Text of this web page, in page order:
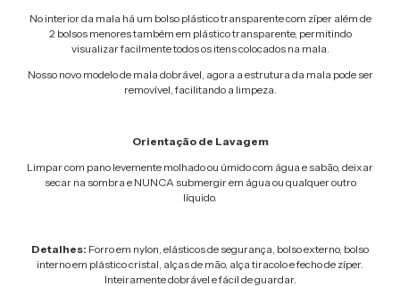
No interior da mala há um bolso plástico transparente com zíper além de
2 bolsos menores também em plástico transparente, permitindo
visualizar facilmente todos os itens colocados na mala.
Nosso novo modelo de mala dobrável, agora a estrutura da mala pode ser
removível, facilitando a limpeza.
Orientação de Lavagem
Limpar com pano levemente molhado ou úmido com água e sabão, deixar
secar na sombra e NUNCA submergir em água ou qualquer outro
líquido.
Detalhes: Forro em nylon, elásticos de segurança, bolso externo, bolso
interno em plástico cristal, alças de mão, alça tiracolo e fecho de zíper.
Inteiramente dobrável e fácil de guardar.